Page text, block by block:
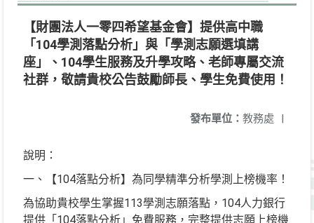
【財團法人一零四希望基金會】提供高中職
「104學測落點分析」與「學測志願選填講
座」、104學生服務及升學攻略、老師專屬交流
社群，敬請貴校公告鼓勵師長、學生免費使用！
發布單位： 教務處 |
說明：
一、【104落點分析】為同學精準分析學測上榜機率！
為協助貴校學生掌握113學測志願落點，104人力銀行
提供「104落點分析」免費服務，完整提供志願上榜機